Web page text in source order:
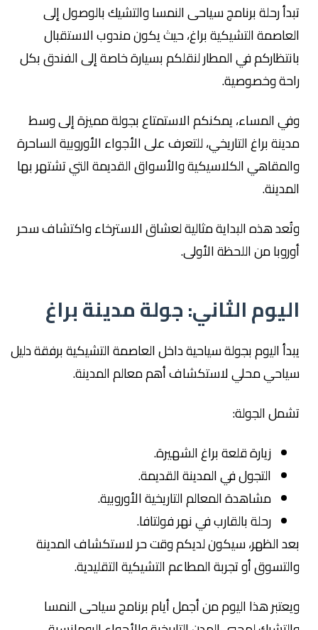
تبدأ رحلة برنامج سياحى النمسا والتشيك بالوصول إلى
العاصمة التشيكية براغ، حيث يكون مندوب الاستقبال
بانتظاركم في المطار لنقلكم بسيارة خاصة إلى الفندق بكل
راحة وخصوصية.
وفي المساء، يمكنكم الاستمتاع بجولة مميزة إلى وسط
مدينة براغ التاريخي، للتعرف على الأجواء الأوروبية الساحرة
والمقاهي الكلاسيكية والأسواق القديمة التي تشتهر بها
المدينة.
وتُعد هذه البداية مثالية لعشاق الاسترخاء واكتشاف سحر
أوروبا من اللحظة الأولى.
اليوم الثاني: جولة مدينة براغ
يبدأ اليوم بجولة سياحية داخل العاصمة التشيكية برفقة دليل
سياحي محلي لاستكشاف أهم معالم المدينة.
تشمل الجولة:
زيارة قلعة براغ الشهيرة.
التجول في المدينة القديمة.
مشاهدة المعالم التاريخية الأوروبية.
رحلة بالقارب في نهر فولتافا.
بعد الظهر، سيكون لديكم وقت حر لاستكشاف المدينة
والتسوق أو تجربة المطاعم التشيكية التقليدية.
ويعتبر هذا اليوم من أجمل أيام برنامج سياحى النمسا